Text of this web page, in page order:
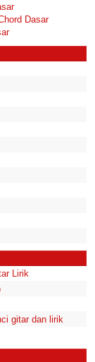
Dasar
Lirik
gitar dan lirik